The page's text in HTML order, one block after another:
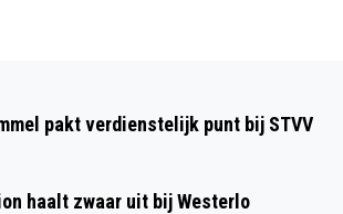
pakt verdienstelijk punt bij STVV
haalt zwaar uit bij Westerlo